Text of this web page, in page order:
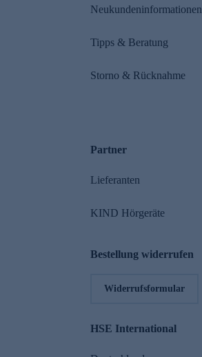
Neukundeninformationen
Tipps & Beratung
Storno & Rücknahme
Partner
Lieferanten
KIND Hörgeräte
Bestellung widerrufen
Widerrufsformular
HSE International